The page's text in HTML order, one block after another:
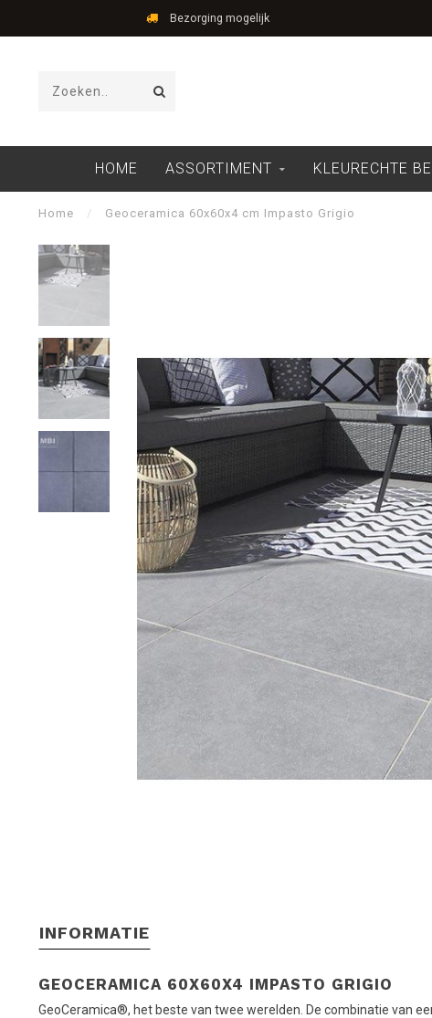
Bezorging mogelijk
HOME ASSORTIMENT KLEURECHTE
Home / Geoceramica 60x60x4 cm Impasto Grigio
INFORMATIE
GEOCERAMICA 60X60X4 IMPASTO GRIGIO
GeoCeramica®, het beste van twee werelden. De combinatie van